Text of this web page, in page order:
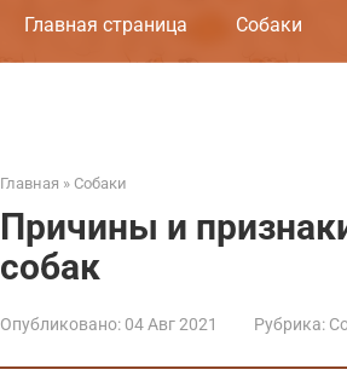
Главная страница Собаки
Главная » Собаки
Причины и
собак
Опубликовано: 04 Авг 2021 Рубрика: